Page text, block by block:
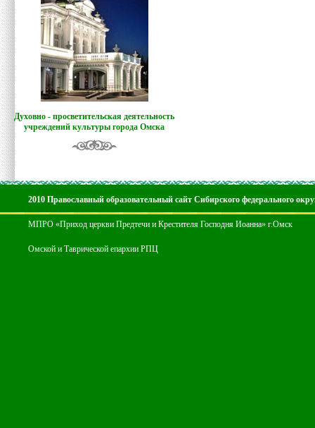
Духовно - просветительская деятельность
учреждений культуры города Омска
2010 Православный образовательный сайт Сибирского федерального
МПРО «Приход церкви Предтечи и Крестителя Господня Иоанна» г.Омск
Омской и Таврической епархии РПЦ